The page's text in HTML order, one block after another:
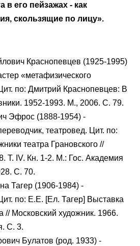
в его пейзажах - как
скользящие по лицу».
Краснопевцев (1925-1995)
«метафизического
по: Дмитрий Краснопевцев: В
1952-1993. М., 2006. С. 79.
Эфрос (1888-1954) -
театровед. Цит. по:
театра Грановского //
Т. IV. Кн. 1-2. М.: Гос. Академия
С. 70.
Тагер (1906-1984) -
по: Е.Е. [Ел. Тагер] Выставка
// Московский художник. 1966.
С. 3.
Булатов (род. 1933) -